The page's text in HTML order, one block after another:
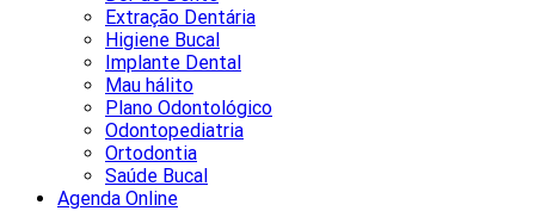
Extração Dentária
Higiene Bucal
Implante Dental
Mau hálito
Plano Odontológico
Odontopediatria
Ortodontia
Saúde Bucal
Agenda Online